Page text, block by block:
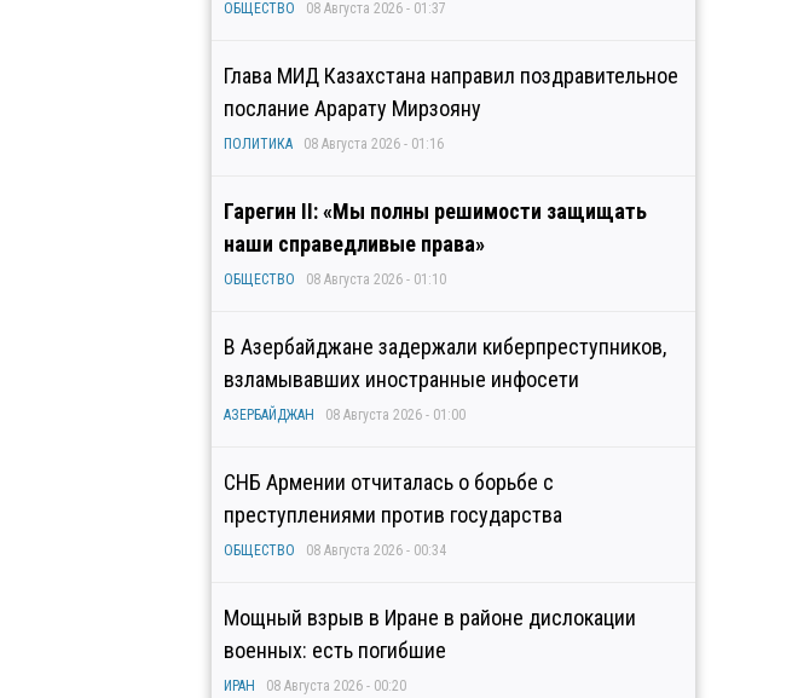
ОБЩЕСТВО 08 Августа 2026 - 01:37
Глава МИД Казахстана направил поздравительное
послание Арарату Мирзояну
ПОЛИТИКА 08 Августа 2026 - 01:16
Гарегин II: «Мы полны решимости защищать
наши справедливые права»
ОБЩЕСТВО 08 Августа 2026 - 01:10
В Азербайджане задержали киберпреступников,
взламывавших иностранные инфосети
АЗЕРБАЙДЖАН 08 Августа 2026 - 01:00
СНБ Армении отчиталась о борьбе с
преступлениями против государства
ОБЩЕСТВО 08 Августа 2026 - 00:34
Мощный взрыв в Иране в районе дислокации
военных: есть погибшие
ИРАН 08 Августа 2026 - 00:20